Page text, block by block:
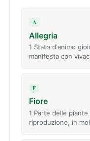
A
Allegria
1 Stato d'animo
manifesta con
F
Fiore
1 Parte delle
riproduzione, in